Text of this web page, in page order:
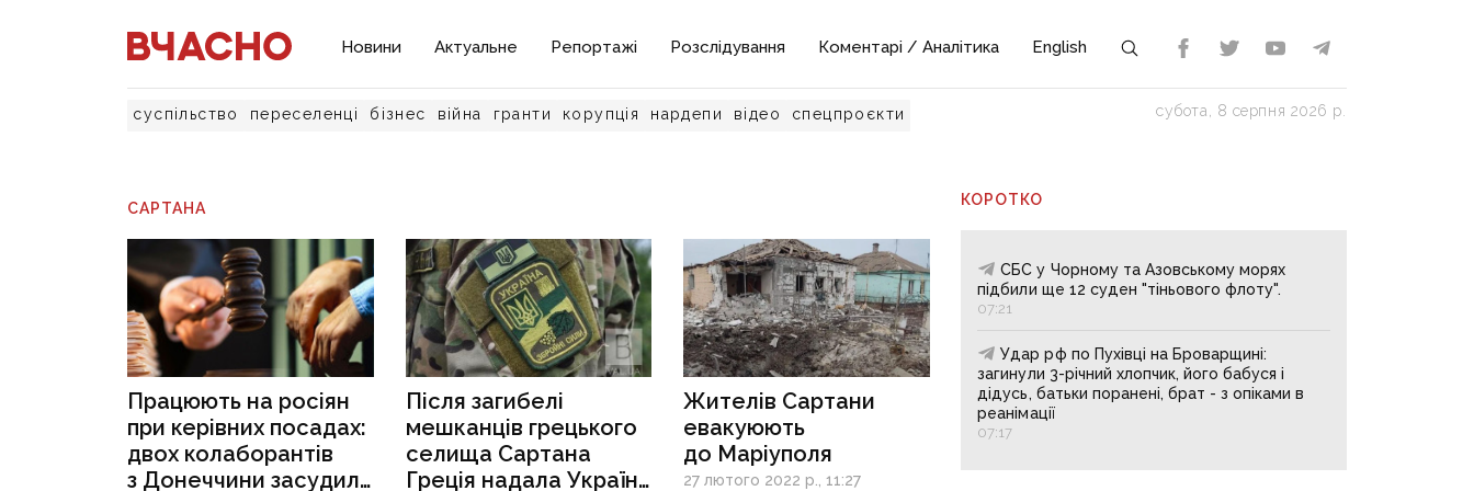
Новини Актуальне Репортажі Розслідування Коментарі / Аналітика English
суспільство переселенці бізнес війна гранти корупція нардепи відео спецпроєкти субота, 8 серпня 2026 р.
САРТАНА
Працюють на росіян
при керівних посадах:
двох колаборантів
з Донеччини засудили
Після загибелі
мешканців грецького
селища Сартана
Греція надала Україні
Жителів Сартани
евакуюють
до Маріуполя
27 лютого 2022 р., 11:27
КОРОТКО
СБС у Чорному та Азовському морях
підбили ще 12 суден "тіньового флоту".
07:21
Удар рф по Пухівці на Броварщині:
загинули 3-річний хлопчик, його бабуся і
дідусь, батьки поранені, брат - з опіками в
реанімації
07:17